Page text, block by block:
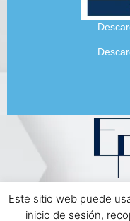
Aviso
Este sitio web puede
inicio de sesión,